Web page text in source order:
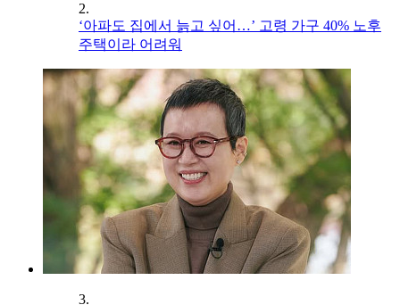
2.
‘아파도 집에서 늙고 싶어…’ 고령 가구 40% 노후
주택이라 어려워
3.